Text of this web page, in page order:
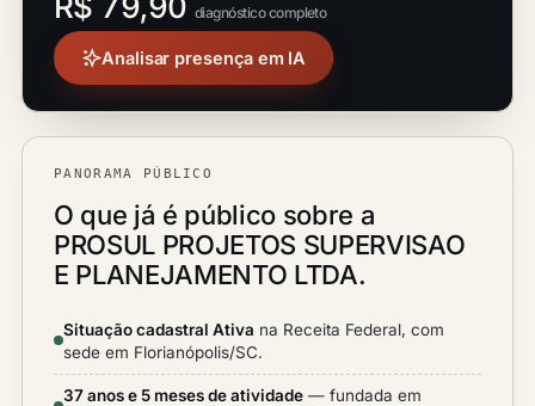
diagnóstico completo
Analisar presença em IA
PANORAMA PÚBLICO
O que já é público sobre a
PROSUL PROJETOS SUPERVISAO
E PLANEJAMENTO LTDA.
Situação cadastral Ativa na Receita Federal, com
sede em Florianópolis/SC.
37 anos e 5 meses de atividade — fundada em